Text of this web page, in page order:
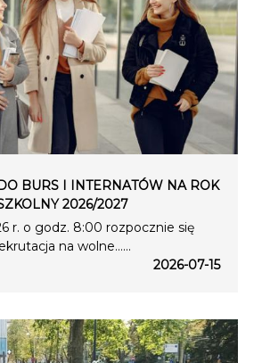
BURS I INTERNATÓW NA ROK
2026/2027
r. o godz. 8:00 rozpocznie się
na wolne…...
2026-07-15